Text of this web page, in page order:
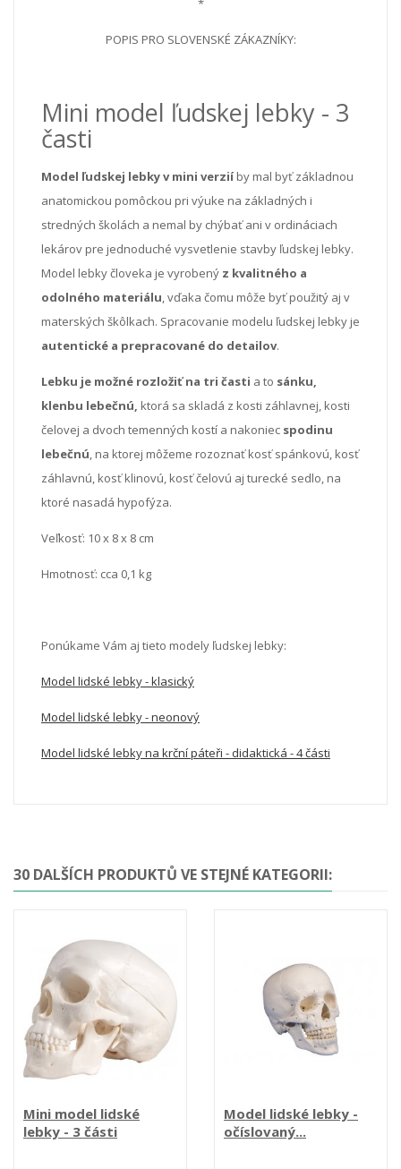
*
POPIS PRO SLOVENSKÉ ZÁKAZNÍKY:
Mini model ľudskej lebky - 3
časti
Model ľudskej lebky v mini verziíby mal byť základnou
anatomickou pomôckou pri výuke na základných i
stredných školách a nemal by chýbať ani v ordináciach
lekárov pre jednoduché vysvetlenie stavby ľudskej lebky.
Model lebky človeka je vyrobený z kvalitného a
odolného materiálu, vďaka čomu môže byť použitý aj v
materských škôlkach. Spracovanie modelu ľudskej lebky je
autentické a prepracované do detailov.
Lebku je možné rozložiť na tri časti a to sánku,
klenbu lebečnú, ktorá sa skladá z kosti záhlavnej, kosti
čelovej a dvoch temenných kostí a nakoniec spodinu
lebečnú, na ktorej môžeme rozoznať kosť spánkovú, kosť
záhlavnú, kosť klinovú, kosť čelovú aj turecké sedlo, na
ktoré nasadá hypofýza.
Veľkosť: 10 x 8 x 8 cm
Hmotnosť: cca 0,1 kg
Ponúkame Vám aj tieto modely ľudskej lebky:
Model lidské lebky - klasický
Model lidské lebky - neonový
Model lidské lebky na krční páteři - didaktická - 4 části
30 DALŠÍCH PRODUKTŮ VE STEJNÉ KATEGORII:
Mini model lidské
lebky - 3 části
Model lidské lebky -
očíslovaný...